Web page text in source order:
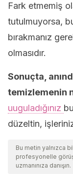
Fark etmemiş
tutulmuyorsa,
bırakmanız
olmasıdır.
Sonuçta,
temizlemenin
uuguladığınız
düzeltin,
Bu metin yalnızca
profesyonelle
uzmanınıza danışın.